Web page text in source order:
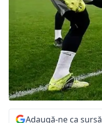
Adaugă-ne ca